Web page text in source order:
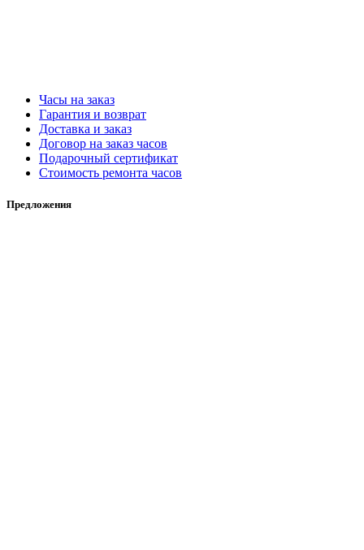
Часы на заказ
Гарантия и возврат
Доставка и заказ
Договор на заказ часов
Подарочный сертификат
Стоимость ремонта часов
Предложения